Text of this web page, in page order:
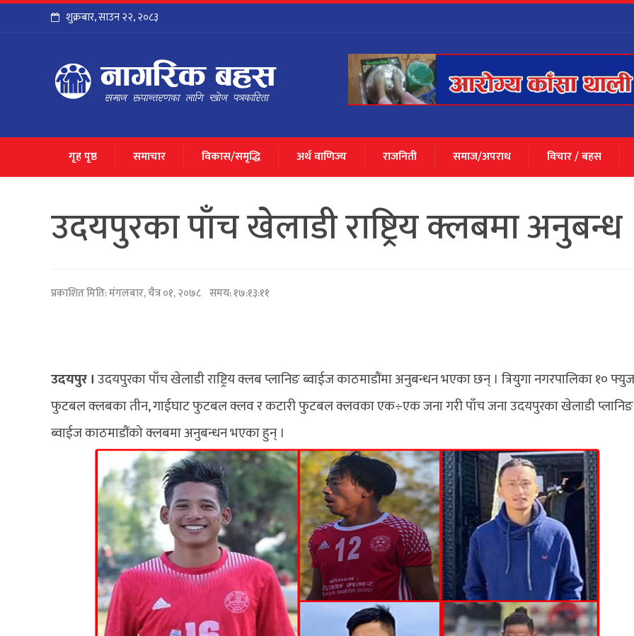
शुक्रबार,साउन२२,२०८३
गृह पृष्ठ समाचार विकास/समृद्धि अर्थ वाणिज्य राजनिती समाज/अपराध विचार / बहस
उदयपुरका पाँच खेलाडी राष्ट्रिय क्लबमा अनुबन्ध
प्रकाशित मिति:मंगलबार, चैत्र ०१, २०७८ समय: १७:१३:११
उदयपुर ।उदयपुरका पाँच खेलाडी राष्ट्रिय क्लब प्लानिङ ब्वाईज काठमाडौंमा अनुबन्धन भएका छन् । त्रियुगा नगरपालिका १०
फुटबल क्लबका तीन, गाईघाट फुटबल क्लव र कटारी फुटबल क्लवका एक÷एक जना गरी पाँच जना उदयपुरका खेलाडी प्लानिङ
ब्वाईज काठमाडौंको क्लबमा अनुबन्धन भएका हुन् ।